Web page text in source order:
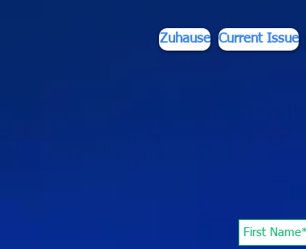
Zuhause Current Issue